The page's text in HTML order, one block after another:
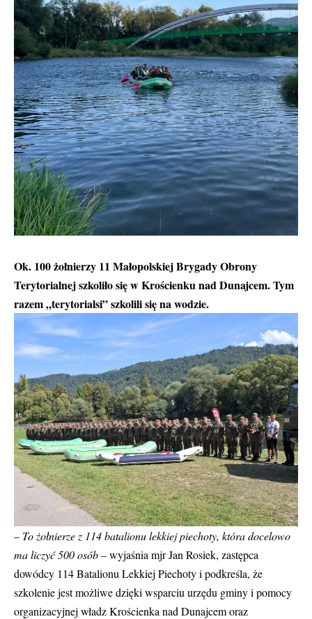
Ok. 100 żołnierzy 11 Małopolskiej Brygady Obrony
Terytorialnej szkoliło się w Krościenku nad Dunajcem. Tym
razem „terytorialsi” szkolili się na wodzie.
– To żołnierze z 114 batalionu lekkiej piechoty, która docelowo
ma liczyć 500 osób –wyjaśnia mjr Jan Rosiek, zastępca
dowódcy 114 Batalionu Lekkiej Piechotyi podkreśla, że
szkolenie jest możliwe dzięki wsparciu urzędu gminy i pomocy
organizacyjnej władz Krościenka nad Dunajcem oraz